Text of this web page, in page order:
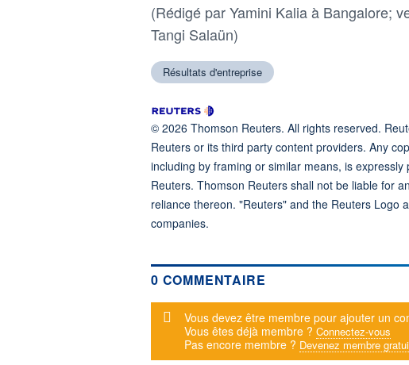
(Rédigé par Yamini Kalia à Bangalore;
Tangi Salaün)
Résultats d'entreprise
© 2026 Thomson Reuters. All rights reserved.
Reuters or its third party content providers. Any
including by framing or similar means, is
Reuters. Thomson Reuters shall not be liable for
reliance thereon. "Reuters" and the Reuters Logo
companies.
0 COMMENTAIRE
Message d'alerte
Vous devez être membre pour ajouter un
Vous êtes déjà membre ? Connectez-vous
Pas encore membre ? Devenez membre